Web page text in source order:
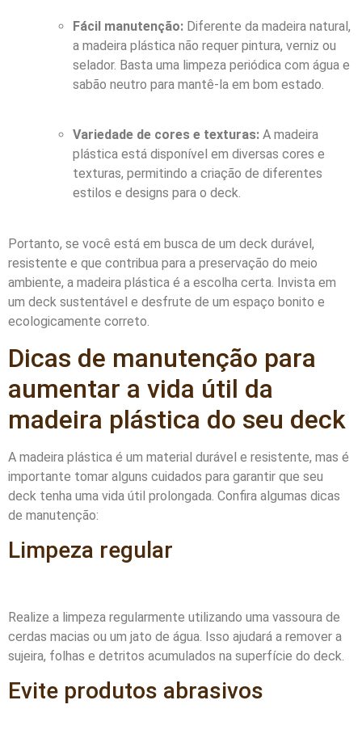
Fácil manutenção: Diferente da madeira natural,
a madeira plástica não requer pintura, verniz ou
selador. Basta uma limpeza periódica com água e
sabão neutro para mantê-la em bom estado.
Variedade de cores e texturas: A madeira
plástica está disponível em diversas cores e
texturas, permitindo a criação de diferentes
estilos e designs para o deck.
Portanto, se você está em busca de um deck durável,
resistente e que contribua para a preservação do meio
ambiente, a madeira plástica é a escolha certa. Invista em
um deck sustentável e desfrute de um espaço bonito e
ecologicamente correto.
Dicas de manutenção para
aumentar a vida útil da
madeira plástica do seu deck
A madeira plástica é um material durável e resistente, mas é
importante tomar alguns cuidados para garantir que seu
deck tenha uma vida útil prolongada. Confira algumas dicas
de manutenção:
Limpeza regular
Realize a limpeza regularmente utilizando uma vassoura de
cerdas macias ou um jato de água. Isso ajudará a remover a
sujeira, folhas e detritos acumulados na superfície do deck.
Evite produtos abrasivos